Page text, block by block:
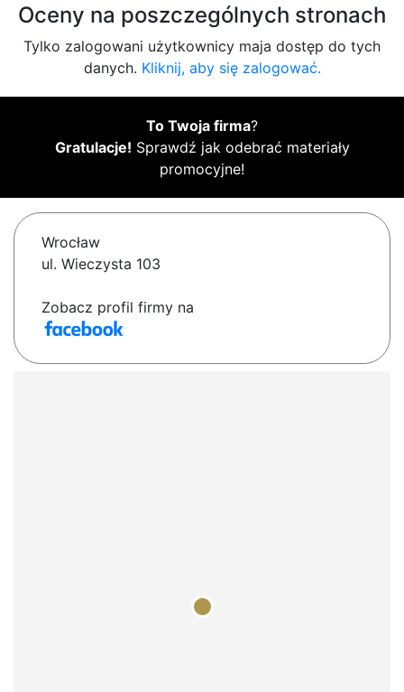
Oceny na poszczególnych stronach
Tylko zalogowani użytkownicy maja dostęp do tych
danych. Kliknij, aby się zalogować.
To Twoja firma?
Gratulacje! Sprawdź jak odebrać materiały
promocyjne!
Wrocław
ul. Wieczysta 103
Zobacz profil firmy na